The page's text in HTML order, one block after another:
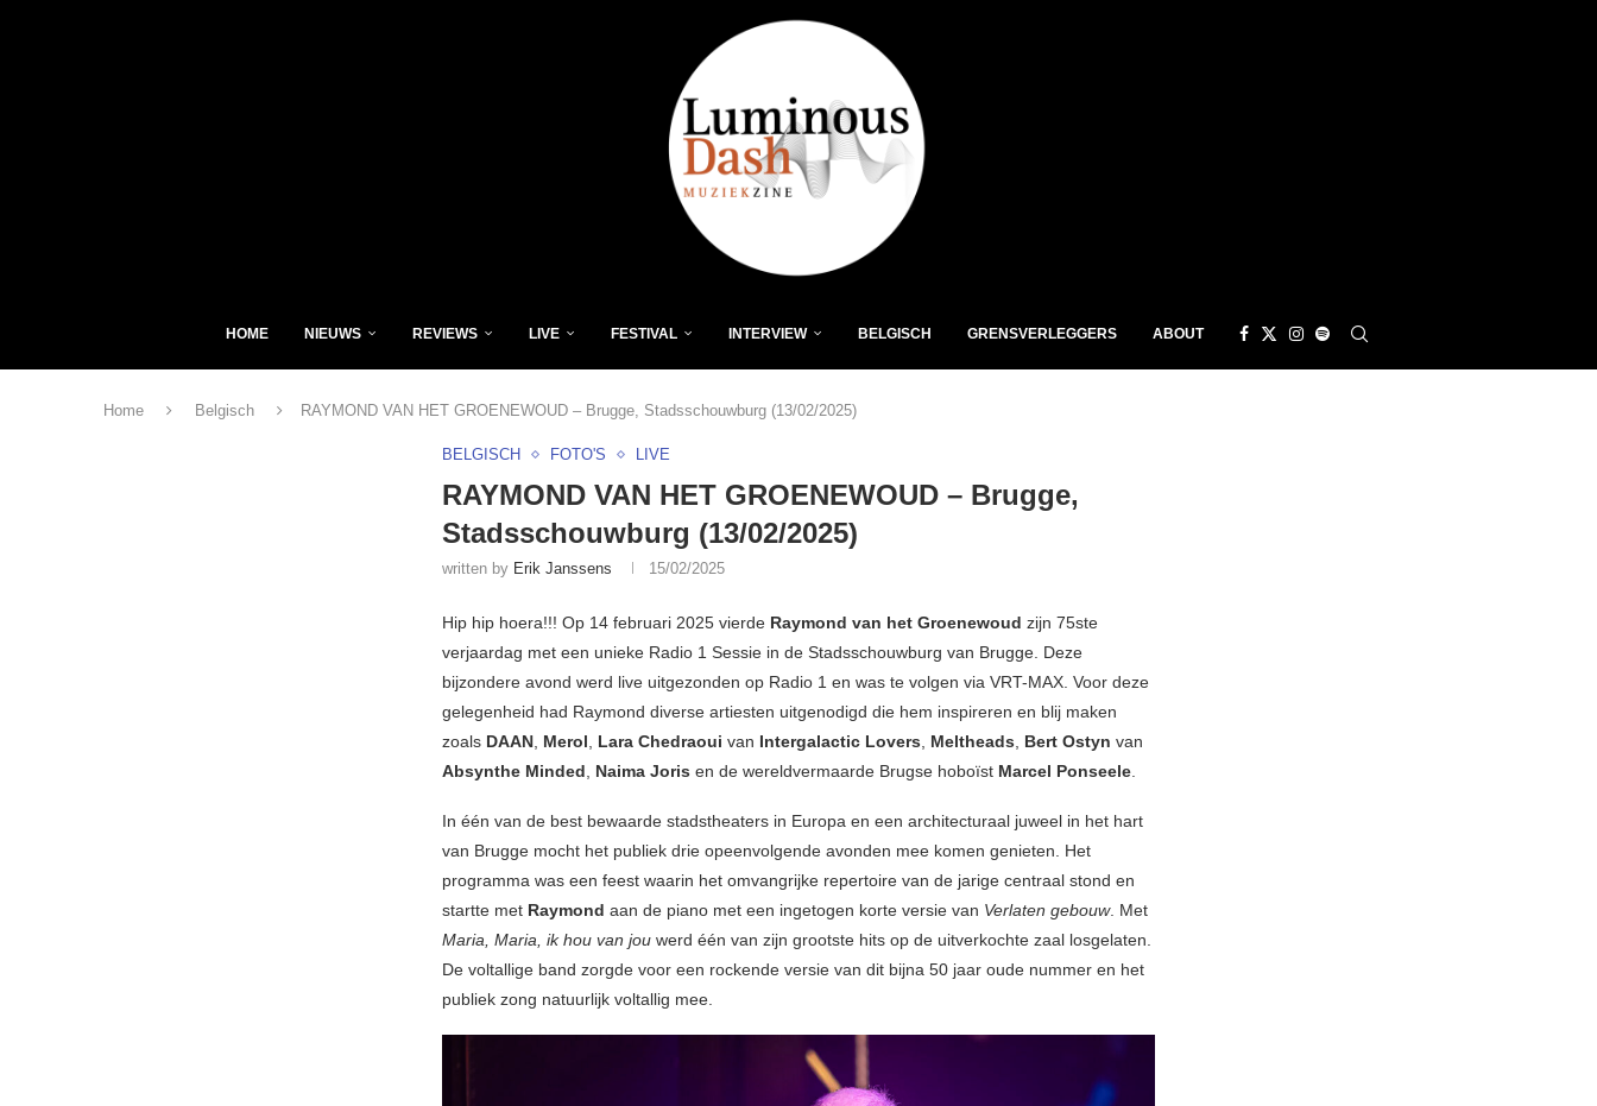
HOME NIEUWS REVIEWS LIVE FESTIVAL INTERVIEW BELGISCH GRENSVERLEGGERS ABOUT
Home Belgisch RAYMOND VAN HET GROENEWOUD – Brugge, Stadsschouwburg (13/02/2025)
BELGISCH FOTO'S LIVE
RAYMOND VAN HET GROENEWOUD – Brugge,
Stadsschouwburg (13/02/2025)
written by Erik Janssens 15/02/2025
Hip hip hoera!!! Op 14 februari 2025 vierde Raymond van het Groenewoud zijn 75ste
verjaardag met een unieke Radio 1 Sessie in de Stadsschouwburg van Brugge. Deze
bijzondere avond werd live uitgezonden op Radio 1 en was te volgen via VRT-MAX. Voor deze
gelegenheid had Raymond diverse artiesten uitgenodigd die hem inspireren en blij maken
zoals DAAN, Merol, Lara Chedraoui van Intergalactic Lovers, Meltheads, Bert Ostyn van
Absynthe Minded, Naima Joris en de wereldvermaarde Brugse hoboïst Marcel Ponseele.
In één van de best bewaarde stadstheaters in Europa en een architecturaal juweel in het hart
van Brugge mocht het publiek drie opeenvolgende avonden mee komen genieten. Het
programma was een feest waarin het omvangrijke repertoire van de jarige centraal stond en
startte met Raymond aan de piano met een ingetogen korte versie van Verlaten gebouw. Met
Maria, Maria, ik hou van jou werd één van zijn grootste hits op de uitverkochte zaal losgelaten.
De voltallige band zorgde voor een rockende versie van dit bijna 50 jaar oude nummer en het
publiek zong natuurlijk voltallig mee.